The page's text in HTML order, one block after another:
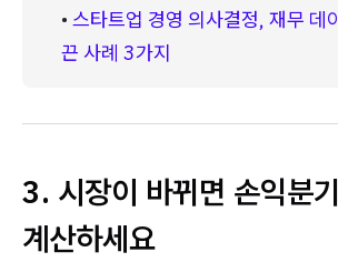
• 스타트업 경영 의사결정, 재무 데
끈 사례 3가지
3. 시장이 바뀌면 손익분
계산하세요